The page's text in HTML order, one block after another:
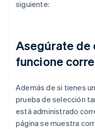
siguiente:
Asegúrate de
funcione
Además de si tienes
prueba de selección
está administrado
página se muestra